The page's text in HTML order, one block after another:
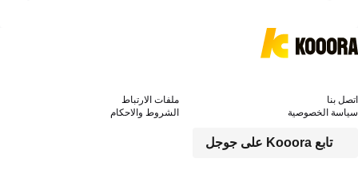
تابع Kooora على جوجل
اتصل بنا
ملفات الارتباط
سياسة الخصوصية
الشروط والاحكام